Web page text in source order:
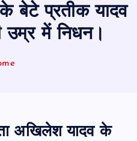
बेटे प्रतीक यादव
उम्र में निधन।
अखिलेश यादव के